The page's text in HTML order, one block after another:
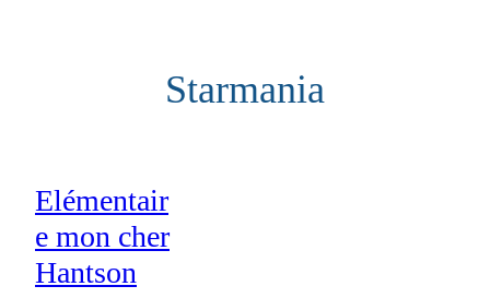
Starmania
Elémentair
e mon cher
Hantson